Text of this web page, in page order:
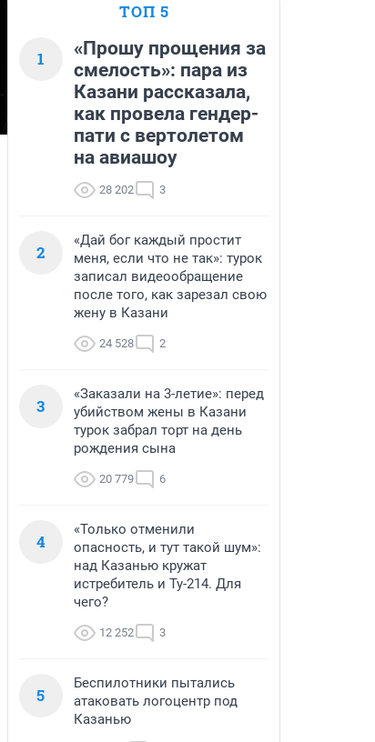
ТОП 5
1
«Прошу прощения за
смелость»: пара из
Казани рассказала,
как провела гендер-
пати с вертолетом
на авиашоу
28 202 3
2
«Дай бог каждый простит
меня, если что не так»: турок
записал видеообращение
после того, как зарезал свою
жену в Казани
24 528 2
3
«Заказали на 3-летие»: перед
убийством жены в Казани
турок забрал торт на день
рождения сына
20 779 6
4
«Только отменили
опасность, и тут такой шум»:
над Казанью кружат
истребитель и Ту-214. Для
чего?
12 252 3
5
Беспилотники пытались
атаковать логоцентр под
Казанью